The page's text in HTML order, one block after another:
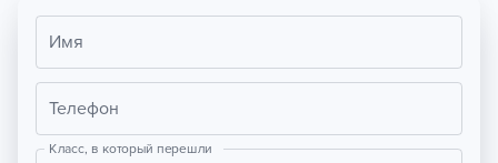
Имя
Телефон
Класс, в который перешли